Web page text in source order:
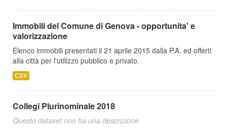
Immobili del Comune di Genova - opportunita' e
valorizzazione
Elenco immobili presentati il 21 aprile 2015 dalla P.A. ed offerti
alla città per l'utilizzo pubblico e privato.
CSV
Collegi Plurinominale 2018
Questo dataset non ha una descrizione